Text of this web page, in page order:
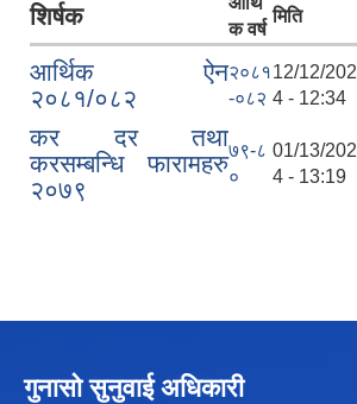
शिर्षक
क वर्ष
मिति
आर्थिक ऐन
२०८१/०८२
२०८१
-०८२
12/12/202
4 - 12:34
कर दर तथा
करसम्बन्धि फारामहरु
२०७९
७९-८
०
01/13/202
4 - 13:19
गुनासो सुनुवाई अधिकारी